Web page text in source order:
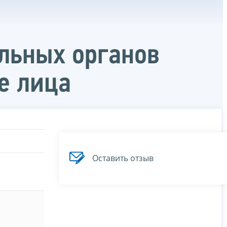
органов
лица
Оставить отзыв